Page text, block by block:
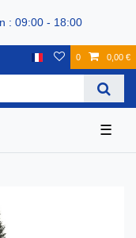
: 09:00 - 18:00
0 0,00 €
☰